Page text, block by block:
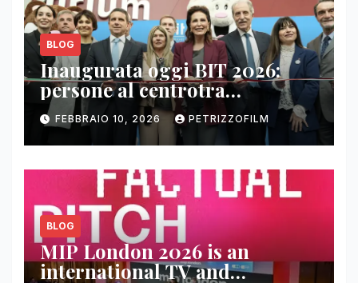
BLOG
Inaugurata oggi BIT 2026:
persone al centrotra
contenuti, relazioni e business
FEBBRAIO 10, 2026 PETRIZZOFILM
BLOG
MIP London 2026 is an
international TV and